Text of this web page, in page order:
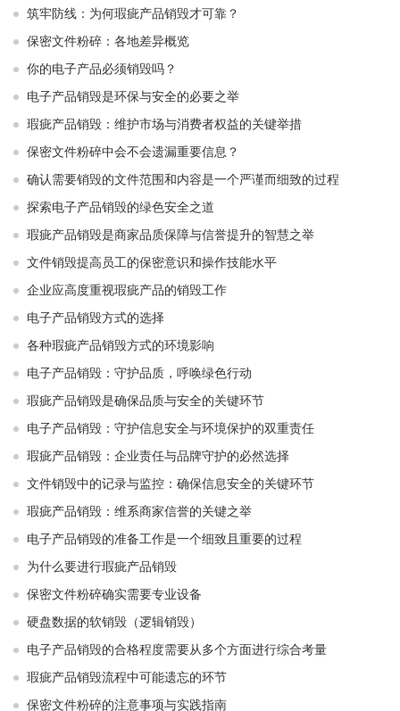
筑牢防线：为何瑕疵产品销毁才可靠？
保密文件粉碎：各地差异概览
你的电子产品必须销毁吗？
电子产品销毁是环保与安全的必要之举​ ​
瑕疵产品销毁：维护市场与消费者权益的关键举措​ ​
保密文件粉碎中会不会遗漏重要信息？
确认需要销毁的文件范围和内容是一个严谨而细致的过程
探索电子产品销毁的绿色安全之道
瑕疵产品销毁是商家品质保障与信誉提升的智慧之举
文件销毁提高员工的保密意识和操作技能水平
企业应高度重视瑕疵产品的销毁工作
电子产品销毁方式的选择
各种瑕疵产品销毁方式的环境影响
电子产品销毁：守护品质，呼唤绿色行动
瑕疵产品销毁是确保品质与安全的关键环节
电子产品销毁：守护信息安全与环境保护的双重责任
瑕疵产品销毁：企业责任与品牌守护的必然选择
文件销毁中的记录与监控：确保信息安全的关键环节
瑕疵产品销毁：维系商家信誉的关键之举
电子产品销毁的准备工作是一个细致且重要的过程
为什么要进行瑕疵产品销毁
保密文件粉碎确实需要专业设备
硬盘数据的软销毁（逻辑销毁）
电子产品销毁的合格程度需要从多个方面进行综合考量
瑕疵产品销毁流程中可能遗忘的环节
保密文件粉碎的注意事项与实践指南